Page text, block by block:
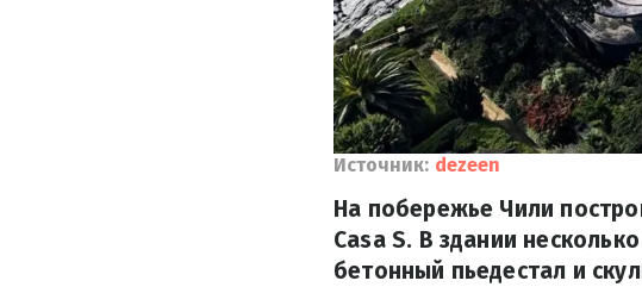
Источник: dezeen
На побережье Чили
Casa S. В здании
бетонный пьедестал и